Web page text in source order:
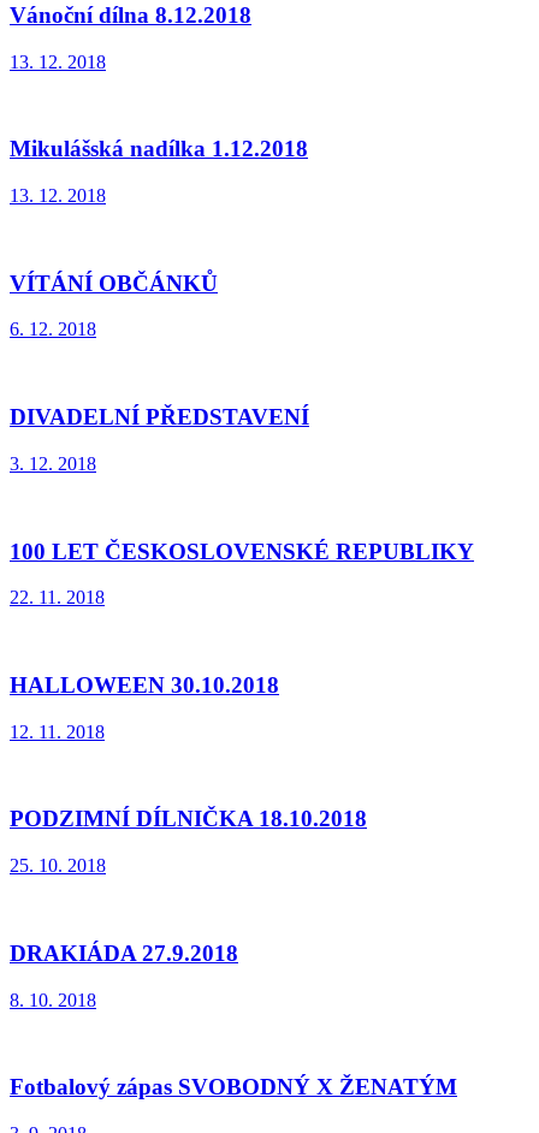
Vánoční dílna 8.12.2018
13. 12. 2018
Mikulášská nadílka 1.12.2018
13. 12. 2018
VÍTÁNÍ OBČÁNKŮ
6. 12. 2018
DIVADELNÍ PŘEDSTAVENÍ
3. 12. 2018
100 LET ČESKOSLOVENSKÉ REPUBLIKY
22. 11. 2018
HALLOWEEN 30.10.2018
12. 11. 2018
PODZIMNÍ DÍLNIČKA 18.10.2018
25. 10. 2018
DRAKIÁDA 27.9.2018
8. 10. 2018
Fotbalový zápas SVOBODNÝ X ŽENATÝM